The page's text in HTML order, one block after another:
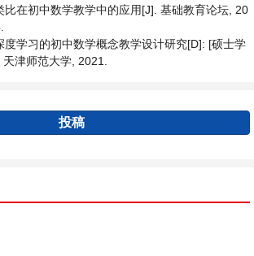
比在初中数学教学中的应用[J]. 基础教育论坛, 20
度学习的初中数学概念教学设计研究[D]: [硕士学
津师范大学, 2021.
投稿